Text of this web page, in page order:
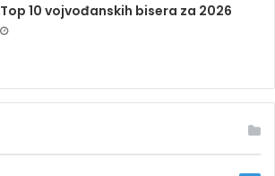
Top 10 vojvođanskih bisera za 2026